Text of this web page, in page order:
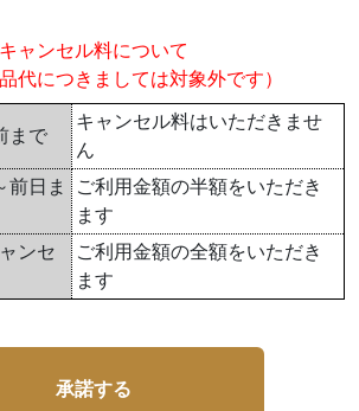
キャンセル料について
代につきましては対象外です）
まで
キャンセル料はいただきませ
ん
前日ま
ご利用金額の半額をいただき
ます
ンセ
ご利用金額の全額をいただき
ます
承諾する